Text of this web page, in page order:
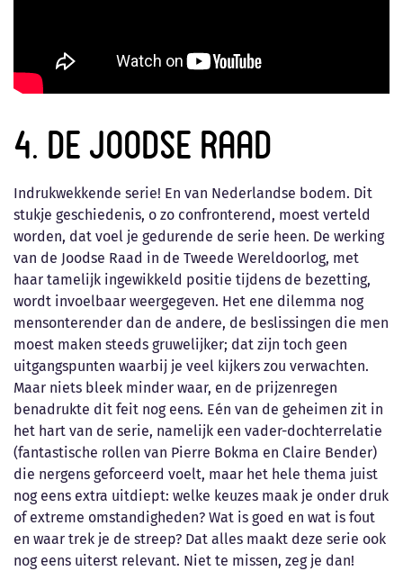
4. De Joodse Raad
Indrukwekkende serie! En van Nederlandse bodem. Dit
stukje geschiedenis, o zo confronterend, moest verteld
worden, dat voel je gedurende de serie heen. De werking
van de Joodse Raad in de Tweede Wereldoorlog, met
haar tamelijk ingewikkeld positie tijdens de bezetting,
wordt invoelbaar weergegeven. Het ene dilemma nog
mensonterender dan de andere, de beslissingen die men
moest maken steeds gruwelijker; dat zijn toch geen
uitgangspunten waarbij je veel kijkers zou verwachten.
Maar niets bleek minder waar, en de prijzenregen
benadrukte dit feit nog eens. Eén van de geheimen zit in
het hart van de serie, namelijk een vader-dochterrelatie
(fantastische rollen van Pierre Bokma en Claire Bender)
die nergens geforceerd voelt, maar het hele thema juist
nog eens extra uitdiept: welke keuzes maak je onder druk
of extreme omstandigheden? Wat is goed en wat is fout
en waar trek je de streep? Dat alles maakt deze serie ook
nog eens uiterst relevant. Niet te missen, zeg je dan!